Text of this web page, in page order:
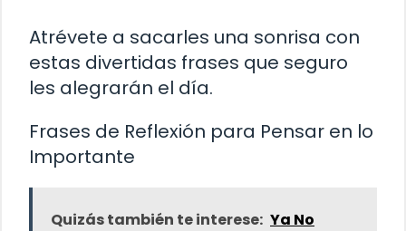
Atrévete a sacarles una sonrisa con
estas divertidas frases que seguro
les alegrarán el día.
Frases de Reflexión para Pensar en lo
Importante
Quizás también te interese: Ya No